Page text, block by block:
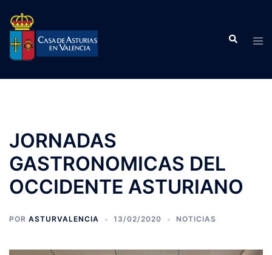
contenido
Buscar
JORNADAS
GASTRONOMICAS DEL
OCCIDENTE ASTURIANO
POR ASTURVALENCIA 13/02/2020 NOTICIAS